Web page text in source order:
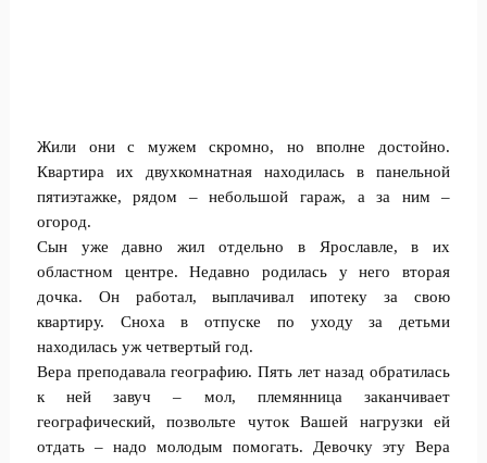
Жили они с мужем скромно, но вполне достойно.
Квартира их двухкомнатная находилась в панельной
пятиэтажке, рядом – небольшой гараж, а за ним –
огород.
Сын уже давно жил отдельно в Ярославле, в их
областном центре. Недавно родилась у него вторая
дочка. Он работал, выплачивал ипотеку за свою
квартиру. Сноха в отпуске по уходу за детьми
находилась уж четвертый год.
Вера преподавала географию. Пять лет назад обратилась
к ней завуч – мол, племянница заканчивает
географический, позвольте чуток Вашей нагрузки ей
отдать – надо молодым помогать. Девочку эту Вера